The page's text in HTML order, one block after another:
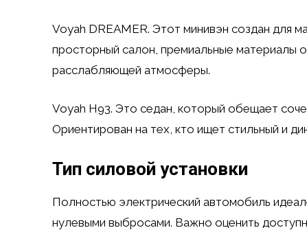
Voyah DREAMER. Этот минивэн создан для
просторный салон, премиальные материалы
расслабляющей атмосферы.
Voyah H93. Это седан, который обещает
Ориентирован на тех, кто ищет стильный и
Тип силовой установки
Полностью электрический автомобиль
нулевыми выбросами. Важно оценить